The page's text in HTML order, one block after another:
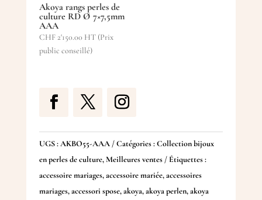
Akoya rangs perles de
culture RD Ø 7×7,5mm
AAA
CHF2'150.00 HT (Prix
public conseillé)
UGS :AKBO55-AAA Catégories :Collection bijoux
en perles de culture,Meilleures ventes
Étiquettes :
accessoire mariages,accessoire mariée,accessoires
mariages,accessori spose,akoya,akoya perlen,akoya